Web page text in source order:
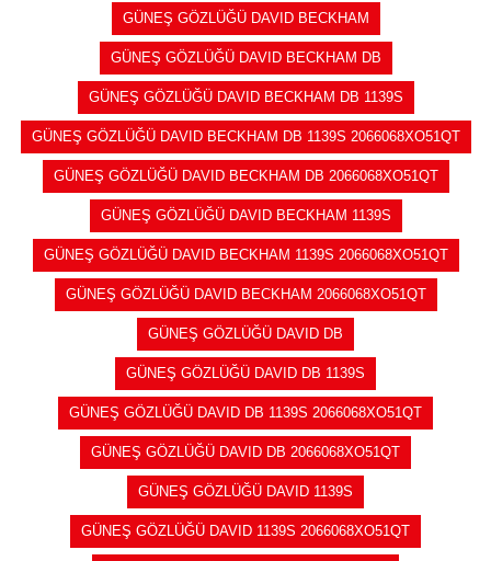
GÜNEŞ GÖZLÜĞÜ DAVID BECKHAM
GÜNEŞ GÖZLÜĞÜ DAVID BECKHAM DB
GÜNEŞ GÖZLÜĞÜ DAVID BECKHAM DB 1139S
GÜNEŞ GÖZLÜĞÜ DAVID BECKHAM DB 1139S 2066068XO51QT
GÜNEŞ GÖZLÜĞÜ DAVID BECKHAM DB 2066068XO51QT
GÜNEŞ GÖZLÜĞÜ DAVID BECKHAM 1139S
GÜNEŞ GÖZLÜĞÜ DAVID BECKHAM 1139S 2066068XO51QT
GÜNEŞ GÖZLÜĞÜ DAVID BECKHAM 2066068XO51QT
GÜNEŞ GÖZLÜĞÜ DAVID DB
GÜNEŞ GÖZLÜĞÜ DAVID DB 1139S
GÜNEŞ GÖZLÜĞÜ DAVID DB 1139S 2066068XO51QT
GÜNEŞ GÖZLÜĞÜ DAVID DB 2066068XO51QT
GÜNEŞ GÖZLÜĞÜ DAVID 1139S
GÜNEŞ GÖZLÜĞÜ DAVID 1139S 2066068XO51QT